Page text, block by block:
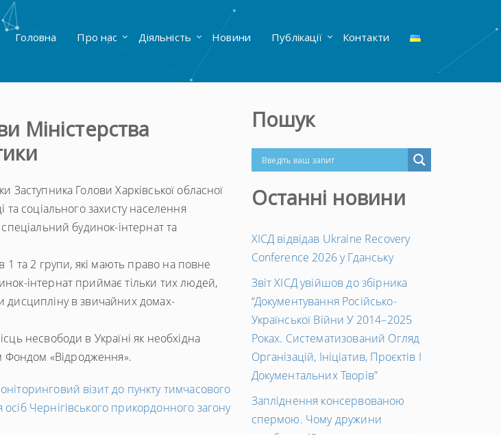
Головна Про нас Діяльність Новини Публікації Контакти
Міністерства
Заступника Голови Харківської обласної
соціального захисту населення
будинок-інтернат та
1 та 2 групи, які мають право на повне
інтернат приймає тільки тих людей,
дисципліну в звичайних домах-
несвободи в Україні як необхідна
«Відродження».
Наступний
запис
візит до пункту тимчасового
Чернігівського прикордонного загону
Пошук
Останні новини
ХІСД відвідав Ukraine Recovery
Conference 2026 у Гданську
Звіт ХІСД увійшов до збірника
“Документування Російсько-
Української Війни У 2014–2025
Роках. Систематизований Огляд
Організацій, Ініціатив, Проєктів І
Документальних Творів”
Запліднення консервованою
спермою. Чому дружини